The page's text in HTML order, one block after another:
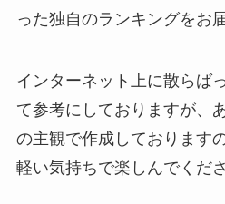
った独自のランキングをお
インターネット上に散らば
て参考にしておりますが、
の主観で作成しております
軽い気持ちで楽しんでくだ